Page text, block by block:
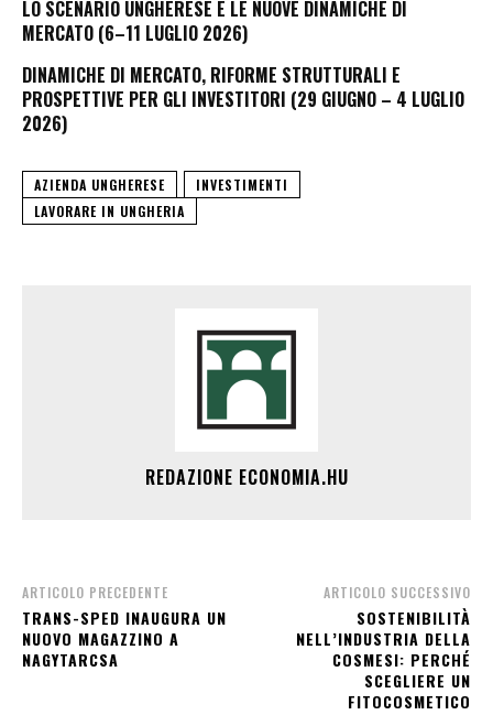
LO SCENARIO UNGHERESE E LE NUOVE DINAMICHE DI
MERCATO (6–11 LUGLIO 2026)
DINAMICHE DI MERCATO, RIFORME STRUTTURALI E
PROSPETTIVE PER GLI INVESTITORI (29 GIUGNO – 4 LUGLIO
2026)
AZIENDA UNGHERESE
INVESTIMENTI
LAVORARE IN UNGHERIA
REDAZIONE ECONOMIA.HU
ARTICOLO PRECEDENTE
TRANS-SPED INAUGURA UN
NUOVO MAGAZZINO A
NAGYTARCSA
ARTICOLO SUCCESSIVO
SOSTENIBILITÀ
NELL’INDUSTRIA DELLA
COSMESI: PERCHÉ
SCEGLIERE UN
FITOCOSMETICO